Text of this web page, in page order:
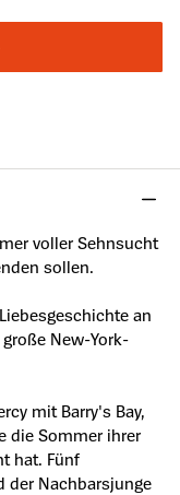
voller Sehnsucht
sollen.
an
New-York-
mit Barry's Bay,
die Sommer ihrer
hat. Fünf
der Nachbarsjunge